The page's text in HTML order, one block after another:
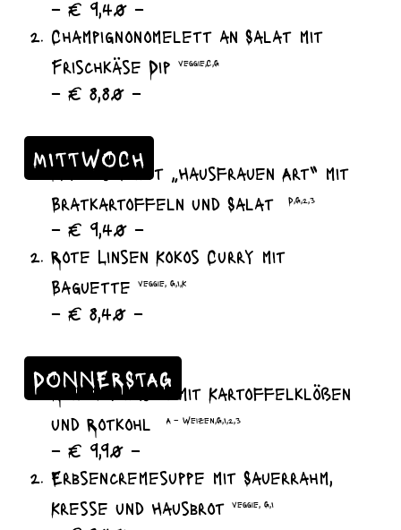
– € 9,40 –
Champignonomelett an Salat mit
Frischkäse Dip
veggie,C,G
– € 8,80 –
MITTWOCH
Matjes Filet „Hausfrauen Art“ mit
Bratkartoffeln und Salat
D,G,2,3
– € 9,40 –
Rote Linsen Kokos Curry mit
Baguette
veggie, G,I,K
– € 8,40 –
DONNERSTAG
Rindergulasch mit Kartoffelklößen
und Rotkohl
A – Weizen,G,I,2,3
– € 9,90 –
Erbsencremesuppe mit Sauerrahm,
Kresse und Hausbrot
veggie, G,I